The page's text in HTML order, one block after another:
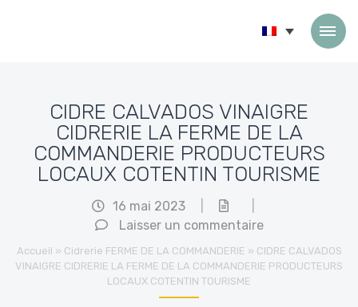
CIDRE CALVADOS VINAIGRE
CIDRERIE LA FERME DE LA
COMMANDERIE PRODUCTEURS
LOCAUX COTENTIN TOURISME
16 mai 2023
Laisser un commentaire
Accueil » Cidrerie FERME DE LA COMMANDERIE » CIDRE CALVADOS
VINAIGRE CIDRERIE LA FERME DE LA COMMANDERIE PRODUCTEURS
LOCAUX COTENTIN TOURISME